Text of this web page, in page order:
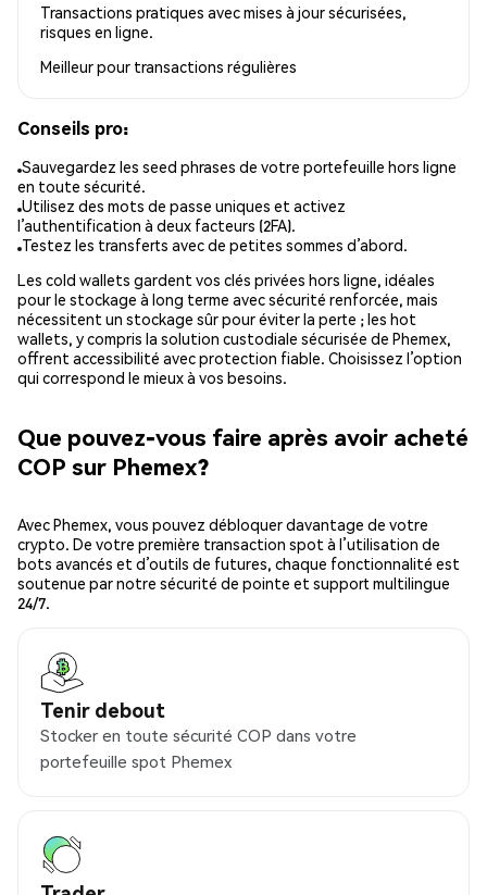
Transactions pratiques avec mises à jour sécurisées,
risques en ligne.
Meilleur pour transactions régulières
Conseils pro:
Sauvegardez les seed phrases de votre portefeuille hors ligne
en toute sécurité.
Utilisez des mots de passe uniques et activez
l’authentification à deux facteurs (2FA).
Testez les transferts avec de petites sommes d’abord.
Les cold wallets gardent vos clés privées hors ligne, idéales
pour le stockage à long terme avec sécurité renforcée, mais
nécessitent un stockage sûr pour éviter la perte ; les hot
wallets, y compris la solution custodiale sécurisée de Phemex,
offrent accessibilité avec protection fiable. Choisissez l’option
qui correspond le mieux à vos besoins.
Que pouvez-vous faire après avoir acheté
COP sur Phemex?
Avec Phemex, vous pouvez débloquer davantage de votre
crypto. De votre première transaction spot à l’utilisation de
bots avancés et d’outils de futures, chaque fonctionnalité est
soutenue par notre sécurité de pointe et support multilingue
24/7.
Tenir debout
Stocker en toute sécurité COP dans votre
portefeuille spot Phemex